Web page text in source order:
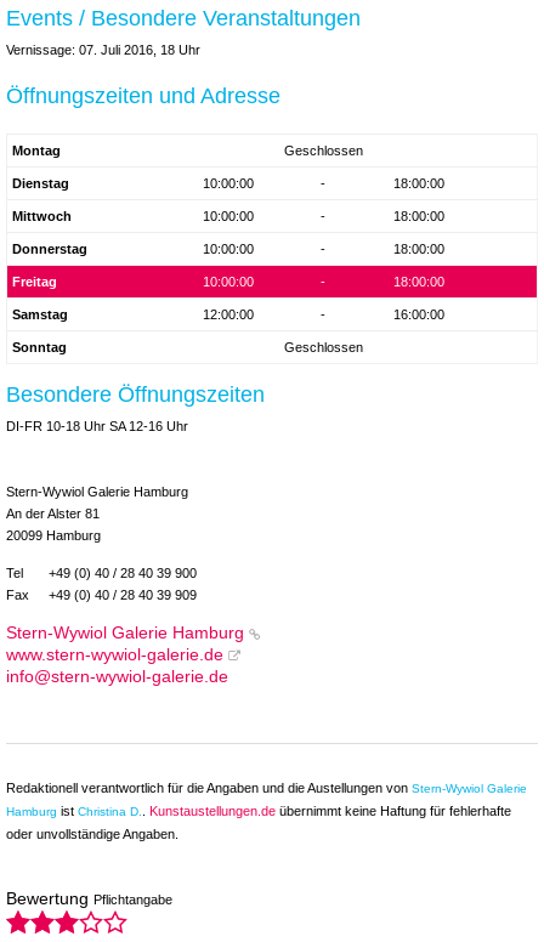
Events / Besondere Veranstaltungen
Vernissage: 07. Juli 2016, 18 Uhr
Öffnungszeiten und Adresse
Montag Geschlossen
Dienstag 10:00:00 - 18:00:00
Mittwoch 10:00:00 - 18:00:00
Donnerstag 10:00:00 - 18:00:00
Freitag 10:00:00 - 18:00:00
Samstag 12:00:00 - 16:00:00
Sonntag Geschlossen
Besondere Öffnungszeiten
DI-FR 10-18 Uhr SA 12-16 Uhr
Stern-Wywiol Galerie Hamburg
An der Alster 81
20099 Hamburg
Tel
+49 (0) 40 / 28 40 39 900
Fax
+49 (0) 40 / 28 40 39 909
Stern-Wywiol Galerie Hamburg
www.stern-wywiol-galerie.de
info@stern-wywiol-galerie.de
Redaktionell verantwortlich für die Angaben und die Austellungen von Stern-Wywiol Galerie
Hamburg ist Christina D. Kunstaustellungen.de übernimmt keine Haftung für fehlerhafte
oder unvollständige Angaben.
Bewertung Pflichtangabe